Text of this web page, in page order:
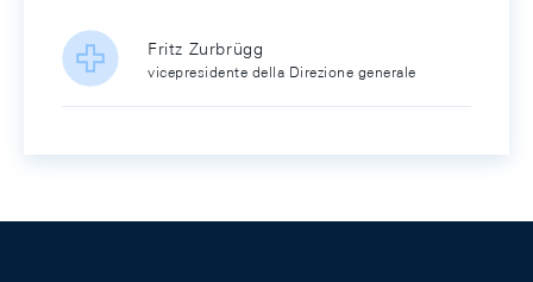
Fritz Zurbrügg
vicepresidente della Direzione generale